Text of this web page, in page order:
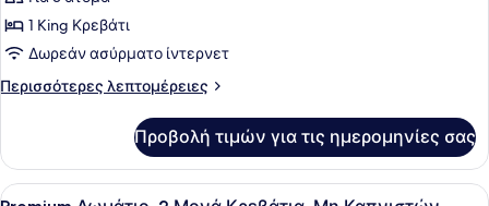
1
Υπνοδωμάτιο,
Καπνιστών,
Πόλη
1 King Κρεβάτι
Δωρεάν ασύρματο ίντερνετ
Περισσότερες λεπτομέρειες
Περισσότερες
1
Υπνοδωμάτιο,
Προβολή τιμών για τις ημερομηνίες σας
Προβολή
Ένα δωμάτιο ξενοδοχείου με δύο
7